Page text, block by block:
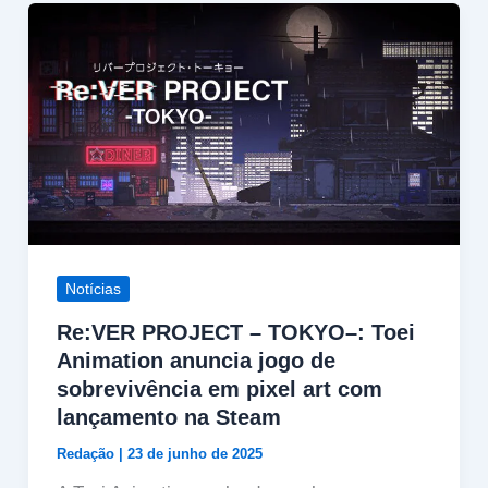
Notícias
Re:VER PROJECT – TOKYO–: Toei
Animation anuncia jogo de
sobrevivência em pixel art com
lançamento na Steam
Redação 23 de junho de 2025